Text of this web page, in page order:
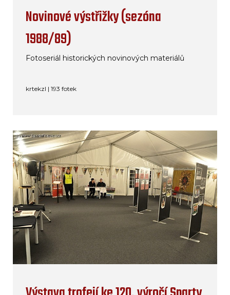
Novinové výstřižky (sezóna
1988/89)
Fotoseriál historických novinových materiálů
krtekzl | 193 fotek